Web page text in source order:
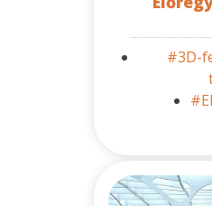
#3D-